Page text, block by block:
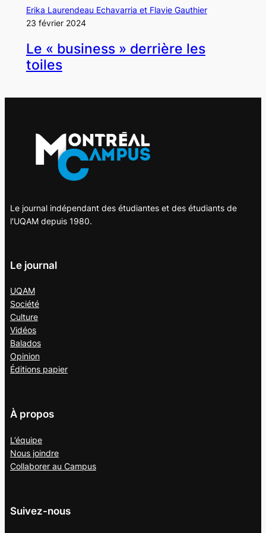
Erika Laurendeau Echavarria et Flavie Gauthier
23 février 2024
Le « business » derrière les
toiles
Le journal indépendant des étudiantes et des étudiants de
l'UQAM depuis 1980.
Le journal
UQAM
Société
Culture
Vidéos
Balados
Opinion
Éditions papier
À propos
L’équipe
Nous joindre
Collaborer au Campus
Suivez-nous